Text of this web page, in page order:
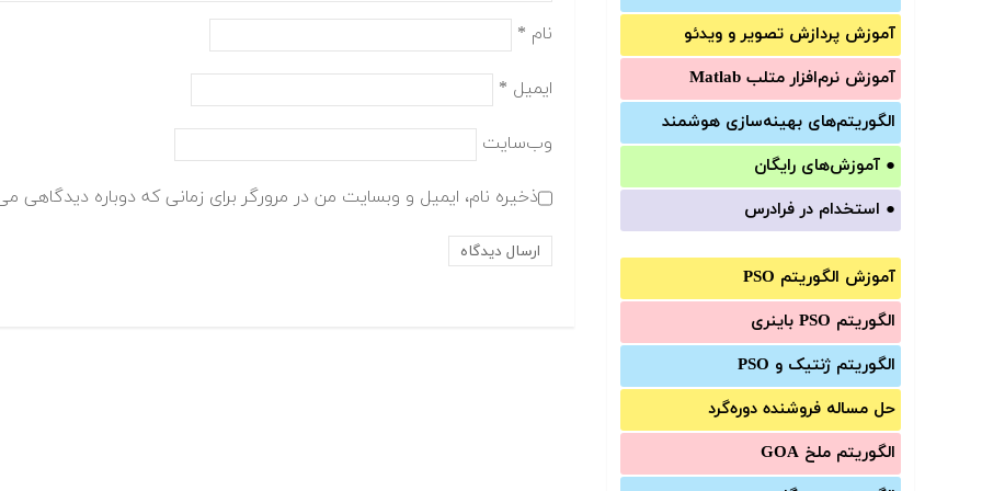
آموزش‌ پردازش تصویر و ویدئو
آموزش‌ نرم‌افزار متلب Matlab
الگوریتم‌های بهینه‌سازی هوشمند
● آموزش‌های رایگان
● استخدام در فرادرس
آموزش الگوریتم PSO
الگوریتم PSO باینری
الگوریتم ژنتیک و PSO
حل مساله فروشنده دوره‌گرد
الگوریتم ملخ GOA
نام *
ایمیل *
وب‌سایت
ذخیره نام، ایمیل و وبسایت من در مرورگر برای زمانی که دوباره دیدگاهی